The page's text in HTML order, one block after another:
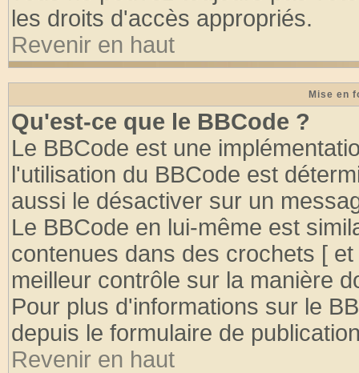
les droits d'accès appropriés.
Revenir en haut
Mise en
Qu'est-ce que le BBCode ?
Le BBCode est une
l'utilisation du BBCode est
aussi le désactiver sur un
Le BBCode en lui-même est
contenues dans des crochets [
meilleur contrôle sur la manière
Pour plus d'informations sur le
depuis le formulaire de
Revenir en haut